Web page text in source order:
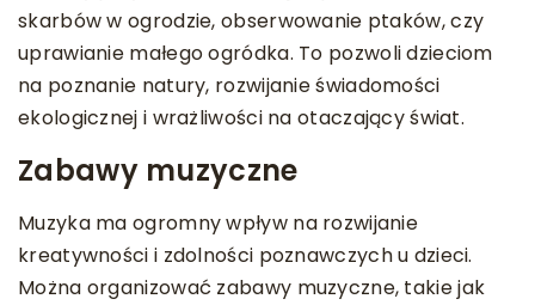
skarbów w ogrodzie, obserwowanie ptaków, czy
uprawianie małego ogródka. To pozwoli dzieciom
na poznanie natury, rozwijanie świadomości
ekologicznej i wrażliwości na otaczający świat.
Zabawy muzyczne
Muzyka ma ogromny wpływ na rozwijanie
kreatywności i zdolności poznawczych u dzieci.
Można organizować zabawy muzyczne, takie jak